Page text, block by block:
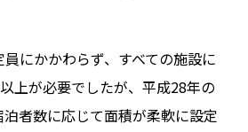
にかかわらず、すべての施設に
上が必要でしたが、平成28年の
者数に応じて面積が柔軟に設定